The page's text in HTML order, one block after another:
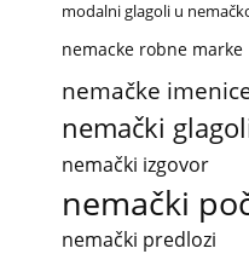
modalni glagoli u
nemacke robne marke
nemačke
nemački
nemački izgovor
nemački
nemački predlozi